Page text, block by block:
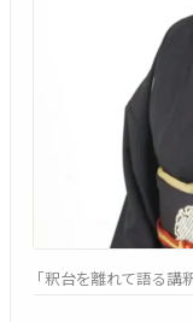
「釈台を離れて語る講